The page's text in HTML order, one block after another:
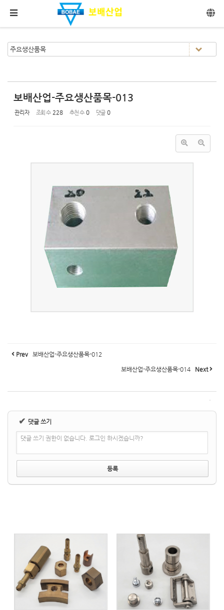
메뉴 건너뛰기
보배산업-주요생산품목-013
관리자 조회 수 228 추천 수 0 댓글 0
Prev 보배산업-주요생산품목-012
보배산업-주요생산품목-014 Next
✔ 댓글 쓰기
댓글 쓰기 권한이 없습니다. 로그인 하시겠습니까?
380 345